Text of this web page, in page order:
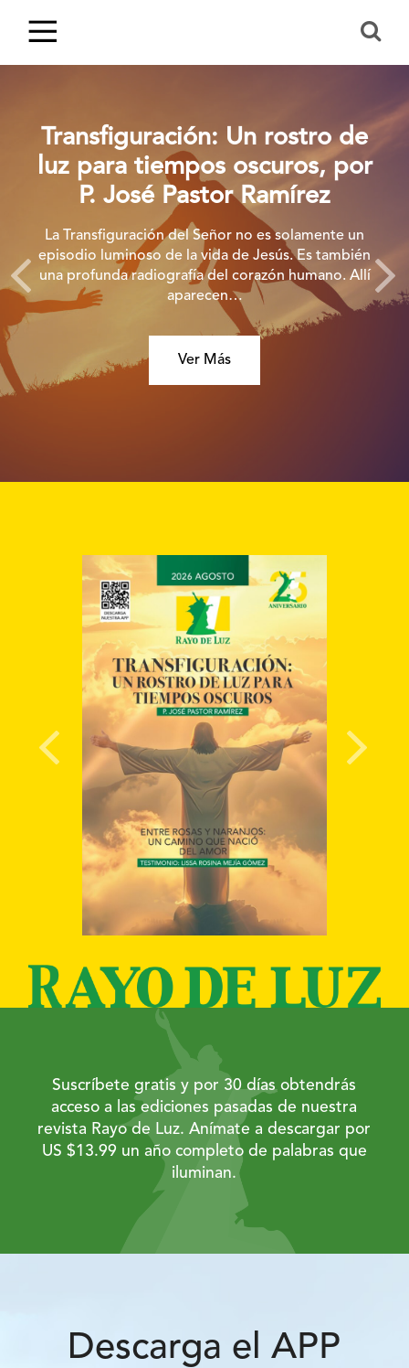
Transfiguración: Un rostro de
luz para tiempos oscuros, por
P. José Pastor Ramírez
La Transfiguración del Señor no es solamente un
episodio luminoso de la vida de Jesús. Es también
una profunda radiografía del corazón humano. Allí
aparecen…
Ver Más
Suscríbete gratis y por 30 días obtendrás
acceso a las ediciones pasadas de nuestra
revista Rayo de Luz. Anímate a descargar por
US $13.99 un año completo de palabras que
iluminan.
Descarga el APP